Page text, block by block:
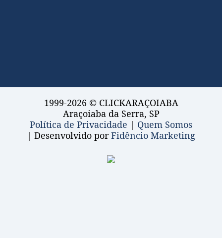
1999-2026 © CLICKARAÇOIABA
Araçoiaba da Serra, SP
Política de Privacidade | Quem Somos
| Desenvolvido porFidêncio Marketing